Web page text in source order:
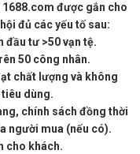
được gắn cho
đủ các yếu tố sau:
đầu tư >50 vạn tệ.
50 công nhân.
chất lượng và không
dùng.
chính sách đồng thời
người mua (nếu có).
cho khách.